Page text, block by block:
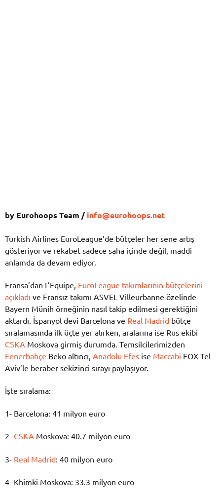
by Eurohoops Team /info@eurohoops.net
Turkish Airlines EuroLeague’de bütçeler her sene artış
gösteriyor ve rekabet sadece saha içinde değil, maddi
anlamda da devam ediyor.
Fransa’dan L’Equipe, EuroLeague takımlarının bütçelerini
açıkladı ve Fransız takımı ASVEL Villeurbanne özelinde
Bayern Münih örneğinin nasıl takip edilmesi gerektiğini
aktardı. İspanyol devi Barcelona ve Real Madrid bütçe
sıralamasında ilk üçte yer alırken, aralarına ise Rus ekibi
CSKA Moskova girmiş durumda. Temsilcilerimizden
Fenerbahçe Beko altıncı, Anadolu Efes ise Maccabi FOX Tel
Aviv’le beraber sekizinci sırayı paylaşıyor.
İşte sıralama:
1- Barcelona: 41 milyon euro
2- CSKA Moskova: 40.7 milyon euro
3- Real Madrid: 40 milyon euro
4- Khimki Moskova: 33.3 milyon euro